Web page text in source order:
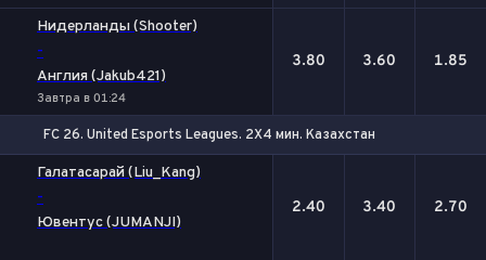
Нидерланды (Shooter)
-
Англия (Jakub421)
Завтра в 01:24
3.80 3.60 1.85
FC 26. United Esports Leagues. 2X4 мин. Казахстан
Галатасарай (Liu_Kang)
-
Ювентус (JUMANJI)
2.40 3.40 2.70